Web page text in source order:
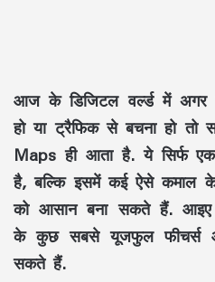
आज के डिजिटल वर्ल्ड में अगर
हो या ट्रैफिक से बचना हो
Maps ही आता है. ये सिर्फ
है, बल्कि इसमें कई ऐसे कमाल
को आसान बना सकते हैं.
के कुछ सबसे यूजफुल
सकते हैं.